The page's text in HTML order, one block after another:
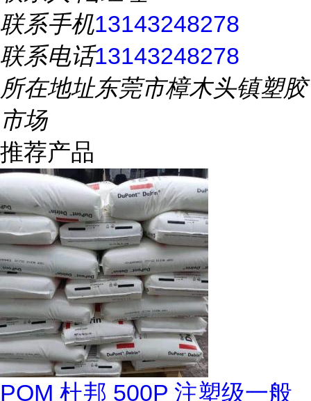
联系手机13143248278
联系电话13143248278
所在地址东莞市樟木头镇塑胶
市场
推荐产品
POM 杜邦 500P 注塑级一般